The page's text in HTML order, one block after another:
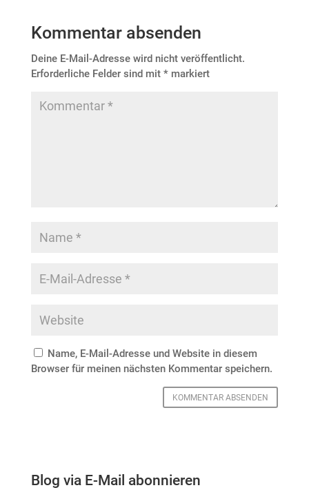
Kommentar absenden
Deine E-Mail-Adresse wird nicht veröffentlicht.
Erforderliche Felder sind mit *markiert
Name, E-Mail-Adresse und Website in diesem
Browser für meinen nächsten Kommentar speichern.
Blog via E-Mail abonnieren